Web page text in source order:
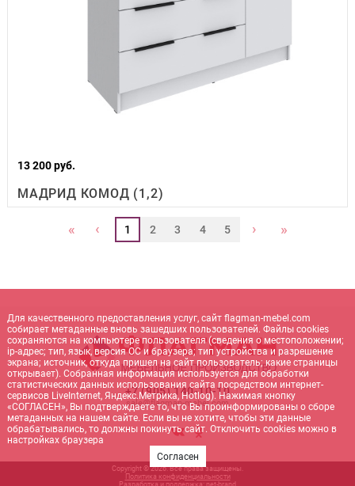
13 200 руб.
МАДРИД КОМОД (1,2)
« ‹ 1 2 3 4 5 › »
+7 (905) 140-10-10
sale@flagman-mebel.com
Copyright © 2026. Все права защищены.
Политика конфиденциальности
Разработка и поддержка: net- brand
Для качественного предоставления услуг, сайт flagman-mebel.com
собирает метаданные вновь зашедших пользователей. Файлы cookies
сохраняются на компьютере пользователя (сведения о местоположении;
ip-адрес; тип, язык, версия ОС и браузера; тип устройства и разрешение
экрана; источник, откуда пришел на сайт пользователь; какие страницы
открывает). Собранная информация используется для обработки
статистических данных использования сайта посредством интернет-
сервисов LiveInternet, Яндекс.Метрика, Hotlog). Нажимая кнопку
«СОГЛАСЕН», Вы подтверждаете то, что Вы проинформированы о сборе
метаданных на нашем сайте. Если вы не хотите, чтобы эти данные
обрабатывались, то должны покинуть сайт. Отключить cookies можно в
настройках браузера
Согласен